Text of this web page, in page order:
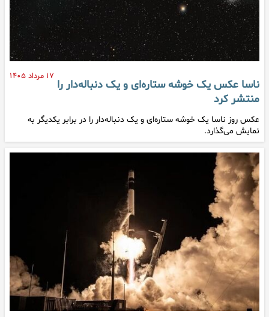
۱۷ مرداد ۱۴۰۵
ناسا عکس یک خوشه ستاره‌ای و یک دنباله‌دار را
منتشر کرد
عکس روز ناسا یک خوشه ستاره‌ای و یک دنباله‌دار را در برابر یکدیگر به
نمایش می‌گذارد.